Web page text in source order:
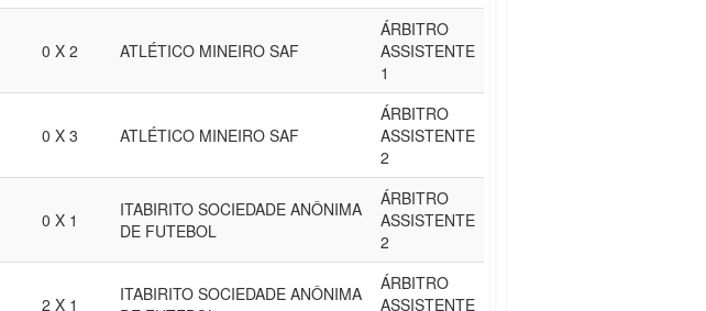
0 X 2 ATLÉTICO MINEIRO SAF
ÁRBITRO
ASSISTENTE
1
0 X 3 ATLÉTICO MINEIRO SAF
ÁRBITRO
ASSISTENTE
2
0 X 1
ITABIRITO SOCIEDADE ANÔNIMA
DE FUTEBOL
ÁRBITRO
ASSISTENTE
2
2 X 1
ITABIRITO SOCIEDADE ANÔNIMA
ÁRBITRO
ASSISTENTE